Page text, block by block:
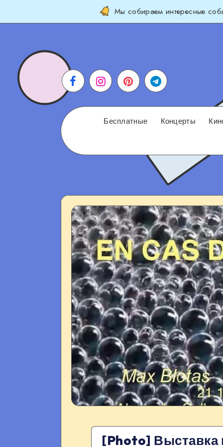
Мы собираем интересные
Бесплатные Концерты
[Photo] Выставка